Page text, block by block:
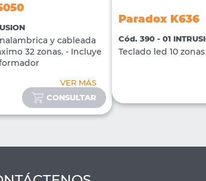
y cableada
32 zonas. - Incluye
VER MÁS
CONSULTAR
Paradox K636
Cód. 390 - 01
Teclado led 10 zonas